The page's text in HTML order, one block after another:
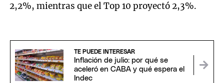
2,2%, mientras que el Top 10 proyectó 2,3%.
TE PUEDE INTERESAR
Inflación de julio: por qué se
aceleró en CABA y qué espera el
Indec